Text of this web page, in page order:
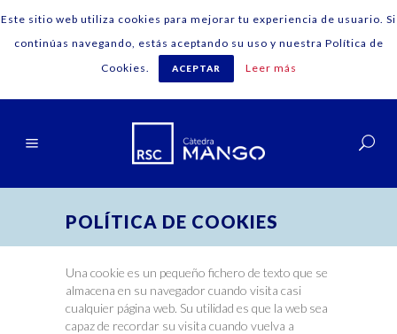
Català
POLÍTICA DE COOKIES
Una cookie es un pequeño fichero de texto que se
almacena en su navegador cuando visita casi
cualquier página web. Su utilidad es que la web sea
capaz de recordar su visita cuando vuelva a
Este sitio web utiliza cookies para mejorar tu experiencia de usuario. Si
continúas navegando, estás aceptando su uso y nuestra Política de
Cookies.
ACEPTAR Leer más